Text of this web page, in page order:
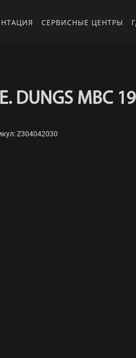
СЕРВИСНЫЕ ЦЕНТРЫ
DUNGS MBC
Z304042030